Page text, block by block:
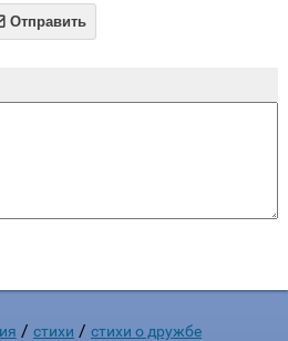
Отправить
/ стихи / стихи о дружбе